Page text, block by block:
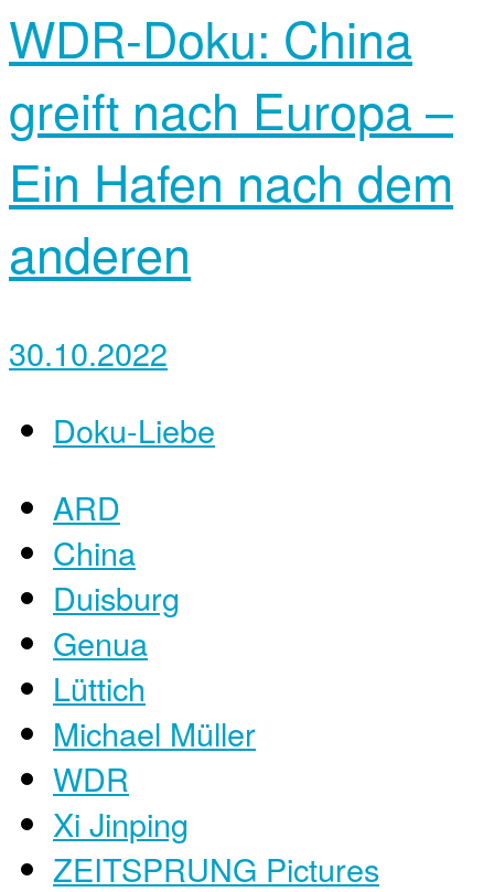
WDR-Doku: China
greift nach Europa –
Ein Hafen nach dem
anderen
30.10.2022
Doku-Liebe
ARD
China
Duisburg
Genua
Lüttich
Michael Müller
WDR
Xi Jinping
ZEITSPRUNG Pictures